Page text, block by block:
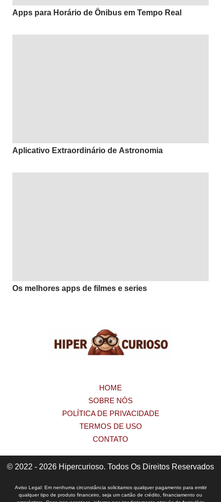
Apps para Horário de Ônibus em Tempo Real
Aplicativo Extraordinário de Astronomia
Os melhores apps de filmes e series
HOME
SOBRE NÓS
POLÍTICA DE PRIVACIDADE
TERMOS DE USO
CONTATO
© 2022 - 2026 Hipercurioso. Todos Os Direitos Reservados
Aviso Legal: Em nenhuma circunstância solicitamos qualquer pagamento para emitir
qualquer tipo de produto financeiro, seja um cartão de crédito, financiamento ou